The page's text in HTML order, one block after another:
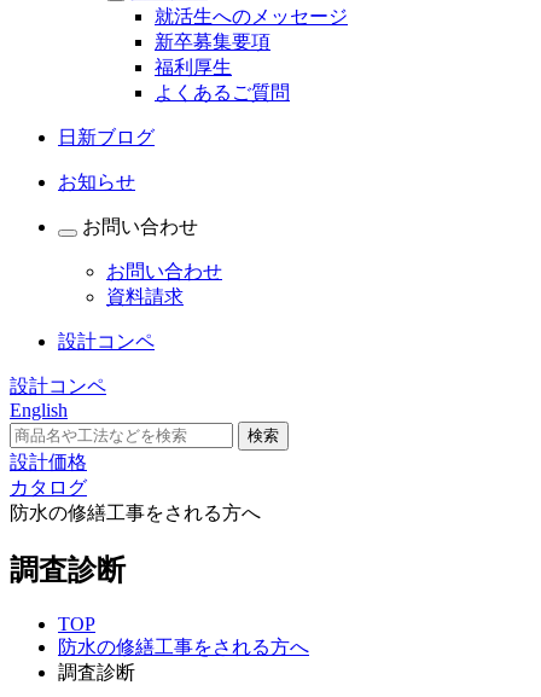
就活生へのメッセージ
新卒募集要項
福利厚生
よくあるご質問
日新ブログ
お知らせ
お問い合わせ
お問い合わせ
資料請求
設計コンペ
設計コンペ
English
設計価格
カタログ
防水の修繕工事をされる方へ
調査診断
TOP
防水の修繕工事をされる方へ
調査診断